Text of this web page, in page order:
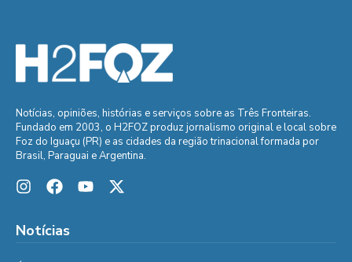
Notícias, opiniões, histórias e serviços sobre as Três Fronteiras.
Fundado em 2003, o H2FOZ produz jornalismo original e local sobre
Foz do Iguaçu (PR) e as cidades da região trinacional formada por
Brasil, Paraguai e Argentina.
Notícias